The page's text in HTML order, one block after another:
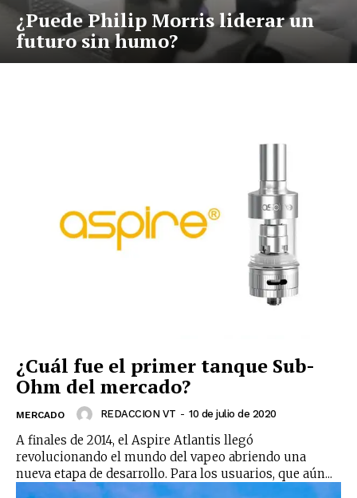
No te pierdas de las
últimas noticias
Suscríbete a nuestro boletín diario y
recibe todas las noticias del vapeo y la
reducción de daños en tu correo
electrónico.
¿Puede Philip Morris liderar un
futuro sin humo?
¿Cuál fue el primer tanque Sub-
Ohm del mercado?
MERCADO REDACCION VT - 10 de julio de 2020
A finales de 2014, el Aspire Atlantis llegó
revolucionando el mundo del vapeo abriendo una
nueva etapa de desarrollo. Para los usuarios, que aún...